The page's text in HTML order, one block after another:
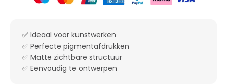
✅ Ideaal voor kunstwerken
✅ Perfecte pigmentafdrukken
✅ Matte zichtbare structuur
✅ Eenvoudig te ontwerpen